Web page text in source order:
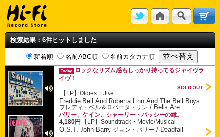
検索結果：6件ヒットしました
新着順 名前ABC順 名前カタカナ順
Today
ロックなリズム感もしっかり持ってるジャイヴラ
イヴ！
SOLD OUT
【LP】Oldies ・Jive
Freddie Bell And Roberta Linn And The Bell Boys
フレディ・ベル＆ロバータ・リン / Bells Are
Swinging, The
バリー、ケイン、シャーリー・バッシーの縁。
4,180円
【LP】Soundtrack ・ Movie/Musical
O.S.T. John Barry ジョン・バリー / Deadfall